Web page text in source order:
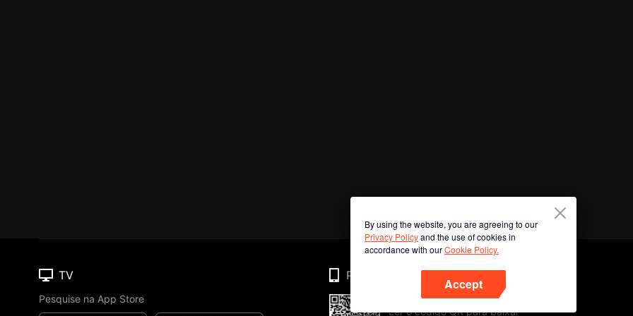
By using the website, you are agreeing to our
Privacy Policyand the use of cookies in
accordance with ourCookie Policy.
Accept
TV
Pesquise na App Store
Phone
Ler o código QR para baixar